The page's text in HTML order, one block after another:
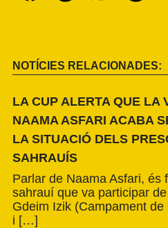
NOTÍCIES RELACIONADES:
LA CUP ALERTA QUE LA
NAAMA ASFARI ACABA
LA SITUACIÓ DELS
SAHRAUÍS
Parlar de Naama Asfari, és
sahrauí que va participar
Gdeim Izik (Campament de
i […]